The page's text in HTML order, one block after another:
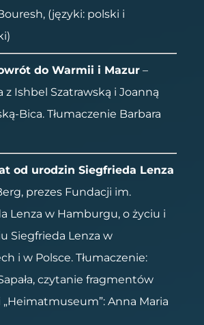
(języki: polski i
do Warmii i Mazur–
z Ishbel Szatrawską i Joanną
Bica. Tłumaczenie Barbara
od urodzin Siegfrieda Lenza
prezes Fundacji im.
Lenza w Hamburgu, o życiu i
Siegfrieda Lenza w
i w Polsce. Tłumaczenie:
czytanie fragmentów
Anna Maria